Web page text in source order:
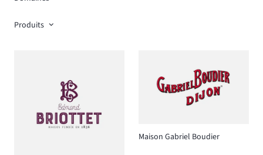
Produits
Maison Gabriel Boudier